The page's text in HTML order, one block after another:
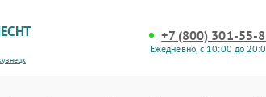
+7 (800) 301-55-
Ежедневно, с 10:00 до